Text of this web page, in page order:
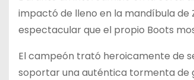
impactó de lleno en la mandíbula de
espectacular que el propio Boots
El campeón trató heroicamente de
soportar una auténtica tormenta de